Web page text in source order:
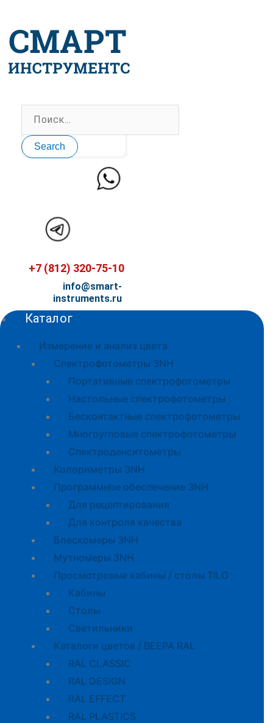
Search
+7 (812) 320-75-10
info@smart-
instruments.ru
Каталог
Измерение и анализ цвета
Спектрофотометры 3NH
Портативные спектрофотометры
Настольные спектрофотометры
Бесконтактные спектрофотометры
Многоугловые спектрофотометры
Спектроденситометры
Колориметры 3NH
Программное обеспечение 3NH
Для рецептирования
Для контроля качества
Блескомеры 3NH
Мутномеры 3NH
Просмотровые кабины / столы TILO
Кабины
Cтолы
Светильники
Каталоги цветов / BEEPA RAL
RAL CLASSIC
RAL DESIGN
RAL EFFECT
RAL PLASTICS